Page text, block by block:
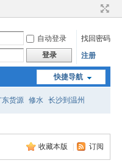
自动登录
找回密码
登录 注册
快捷导航
东货源 修水 长沙到温州
收藏本版 订阅